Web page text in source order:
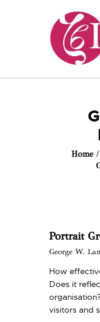
Home
Portrait
George W.
How
Does it
visitors and